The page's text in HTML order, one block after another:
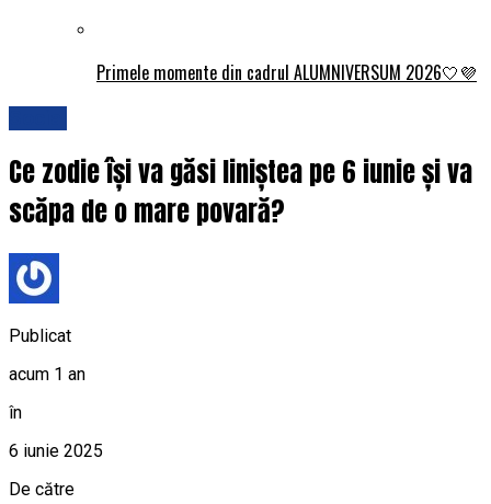
Primele momente din cadrul ALUMNIVERSUM 2026🤍💜
Ce zodie își va găsi liniștea pe 6 iunie și va
scăpa de o mare povară?
Publicat
acum 1 an
în
6 iunie 2025
De către